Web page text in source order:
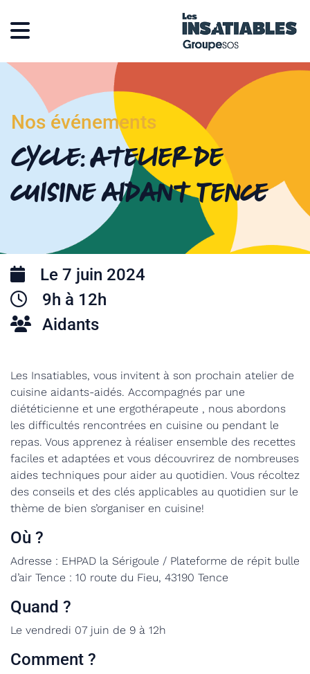
Nos événements
Cycle: Atelier de
cuisine aidant Tence
Le 7 juin 2024
9h à 12h
Aidants
Les Insatiables, vous invitent à son prochain atelier de
cuisine aidants-aidés. Accompagnés par une
diététicienne et une ergothérapeute , nous abordons
les difficultés rencontrées en cuisine ou pendant le
repas. Vous apprenez à réaliser ensemble des recettes
faciles et adaptées et vous découvrirez de nombreuses
aides techniques pour aider au quotidien. Vous récoltez
des conseils et des clés applicables au quotidien sur le
thème de bien s’organiser en cuisine!
Où ?
Adresse : EHPAD la Sérigoule / Plateforme de répit bulle
d’air Tence : 10 route du Fieu, 43190 Tence
Quand ?
Le vendredi 07 juin de 9 à 12h
Comment ?